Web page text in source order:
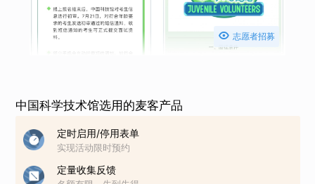
 志愿者招募
中国科学技术馆选用的麦客产品
定时启用/停用表单
实现活动限时预约
定量收集反馈